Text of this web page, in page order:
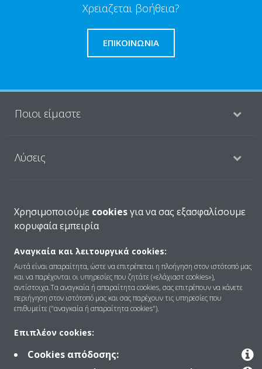
Χρειαζεται βοήθεια?
ΕΠΙΚΟΙΝΩΝΊΑ
Ποιοι είμαστε
Λύσεις
Products
Copyright © Daikin
Ανακοίνωση νομικού περιεχομένου
ΠΟΛΙΤΙΚΗ ΧΡΗΣΗΣ COOKIES
Πολιτική Προστασίας Δεδομένων
Χρησιμοποιούμε cookiesγια να σας εξασφαλίσουμε
κορυφαία εμπειρία
Αναγκαία και λειτουργικά cookies:
Αυτά είναι απαραίτητα, ώστε να επιτρέπεται η πλοήγηση στον ιστότοπό μας
και να παρέχονται οι υπηρεσίες που ζητάτε («ελάχιαστ cookies»),
αντίστοιχα.Τα αναγκαία ή απαραίτητα cookies, σας επιτρέπουν να κάνετε
περιήγηση στον ιστότοπό μας και σας παρέχουν τις υπηρεσίες που
επιθυμείτε ("αναγκαία ή απαραίτητα cookies").
Επιπλέον cookies:
Cookies απόδοσης: